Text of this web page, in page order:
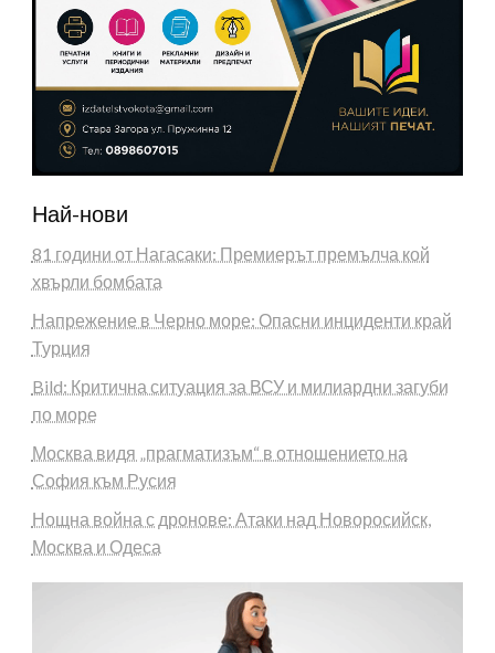
Най-нови
81 години от Нагасаки: Премиерът премълча кой
хвърли бомбата
Напрежение в Черно море: Опасни инциденти край
Турция
Bild: Критична ситуация за ВСУ и милиардни загуби
по море
Москва видя „прагматизъм“ в отношението на
София към Русия
Нощна война с дронове: Атаки над Новоросийск,
Москва и Одеса